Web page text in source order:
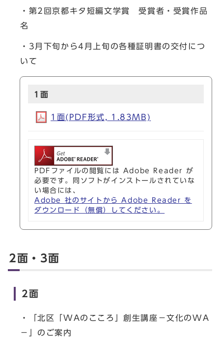
・第2回京都キタ短編文学賞 受賞者・受賞作品
名
・3月下旬から4月上旬の各種証明書の交付につ
いて
1面
1面(PDF形式, 1.83MB)
PDFファイルの閲覧には Adobe Reader が
必要です。同ソフトがインストールされていな
い場合には、
Adobe 社のサイトから Adobe Reader を
ダウンロード（無償）してください。
2面・3面
2面
・「北区「WAのこころ」創生講座－文化のWA
－」のご案内